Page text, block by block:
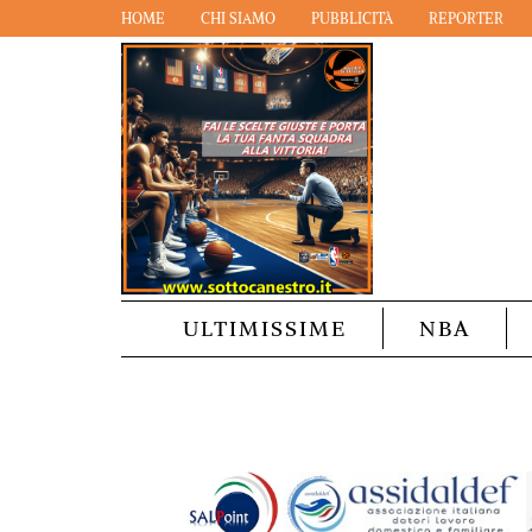
HOME CHI SIAMO PUBBLICITÀ REPORTER
ULTIMISSIME NBA